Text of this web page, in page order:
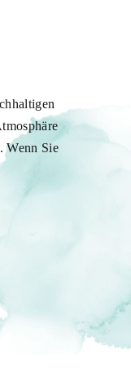
Wenn Sie